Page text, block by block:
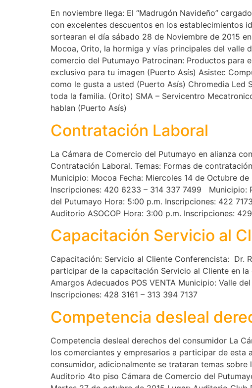
En noviembre llega: El “Madrugón Navideño”
con excelentes descuentos en los establecimientos
sortearan el día sábado 28 de Noviembre de 2015
Mocoa, Orito, la hormiga y vías principales del valle
comercio del Putumayo Patrocinan: Productos para
exclusivo para tu imagen (Puerto Asís) Asistec
como le gusta a usted (Puerto Asís) Chromedia Led
toda la familia. (Orito) SMA – Servicentro
hablan (Puerto Asís)
Contratación Laboral
La Cámara de Comercio del Putumayo en alianza
Contratación Laboral. Temas: Formas de
Municipio: Mocoa Fecha: Miercoles 14 de Octubre
Inscripciones: 420 6233 – 314 337 7499 Municipio:
del Putumayo Hora: 5:00 p.m. Inscripciones: 422
Auditorio ASOCOP Hora: 3:00 p.m. Inscripciones:
Capacitación Servicio al
Capacitación: Servicio al Cliente Conferencista: Dr.
participar de la capacitación Servicio al Cliente en
Amargos Adecuados POS VENTA Municipio: Valle
Inscripciones: 428 3161 – 313 394 7137
Competencia desleal
Competencia desleal derechos del consumidor La
los comerciantes y empresarios a participar de esta
consumidor, adicionalmente se trataran temas
Auditorio 4to piso Cámara de Comercio del